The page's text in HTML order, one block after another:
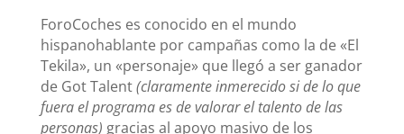
ForoCoches es conocido en el mundo
hispanohablante por campañas como la de «El
Tekila», un «personaje» que llegó a ser ganador
de Got Talent(claramente inmerecido si de lo que
fuera el programa es de valorar el talento de las
personas) gracias al apoyo masivo de los